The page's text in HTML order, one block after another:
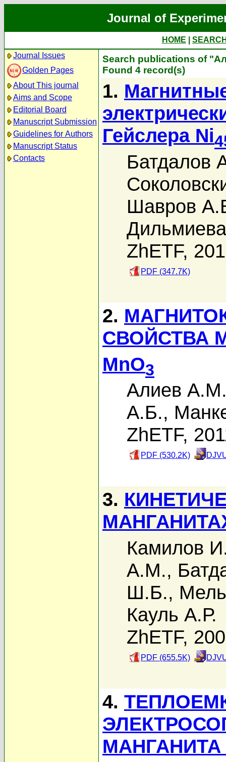
Journal of
HOME
Journal Issues
Golden Pages
About This journal
Aims and Scope
Editorial Board
Manuscript Submission
Guidelines for Authors
Manuscript Status
Contacts
Search publications of
Found 4 record(s)
1.
Гейслера Ni
Батдалов
Шавров
ZhETF,
PDF (347.7K)
2.
СВОЙСТВА
MnO3
Алиев
А.Б.,
ZhETF,
PDF (530.2K)
3.
Камилов
А.М.,
Ш.Б.,
Кауль А.Р.
ZhETF,
PDF (655.5K)
4.
МАНГАНИТА